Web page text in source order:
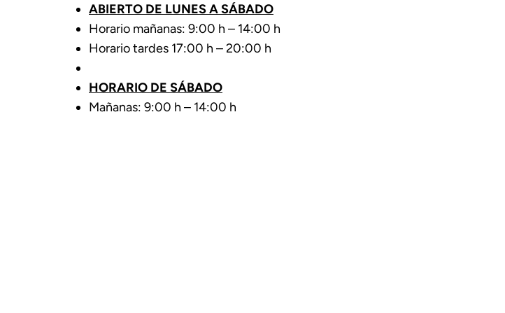
ABIERTO DE LUNES A SÁBADO
Horario mañanas: 9:00 h – 14:00 h
Horario tardes 17:00 h – 20:00 h
HORARIO DE SÁBADO
Mañanas: 9:00 h – 14:00 h